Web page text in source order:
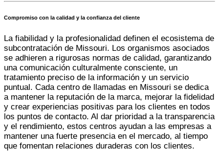
Compromiso con la calidad y la confianza del cliente
La fiabilidad y la profesionalidad definen el ecosistema de
subcontratación de Missouri. Los organismos asociados
se adhieren a rigurosas normas de calidad, garantizando
una comunicación culturalmente consciente, un
tratamiento preciso de la información y un servicio
puntual. Cada centro de llamadas en Missouri se dedica
a mantener la reputación de la marca, mejorar la fidelidad
y crear experiencias positivas para los clientes en todos
los puntos de contacto. Al dar prioridad a la transparencia
y el rendimiento, estos centros ayudan a las empresas a
mantener una fuerte presencia en el mercado, al tiempo
que fomentan relaciones duraderas con los clientes.